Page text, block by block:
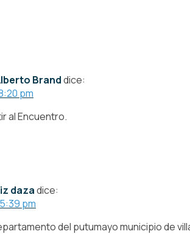
Branddice:
pm
al Encuentro.
dazadice:
pm
del putumayo municipio de